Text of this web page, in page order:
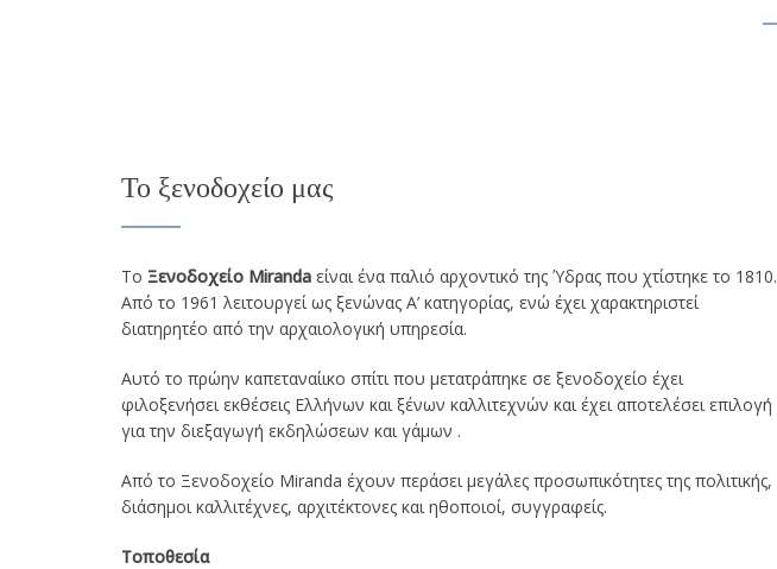
Το ξενοδοχείο μας
Το Ξενοδοχείο Miranda είναι ένα παλιό αρχοντικό της Ύδρας που χτίστηκε το 1810.
Από το 1961 λειτουργεί ως ξενώνας Α’ κατηγορίας, ενώ έχει χαρακτηριστεί
διατηρητέο από την αρχαιολογική υπηρεσία.
Αυτό το πρώην καπεταναίικο σπίτι που μετατράπηκε σε ξενοδοχείο έχει
φιλοξενήσει εκθέσεις Ελλήνων και ξένων καλλιτεχνών και έχει αποτελέσει επιλογή
για την διεξαγωγή εκδηλώσεων και γάμων .
Από το Ξενοδοχείο Miranda έχουν περάσει μεγάλες προσωπικότητες της πολιτικής,
διάσημοι καλλιτέχνες, αρχιτέκτονες και ηθοποιοί, συγγραφείς.
Τοποθεσία